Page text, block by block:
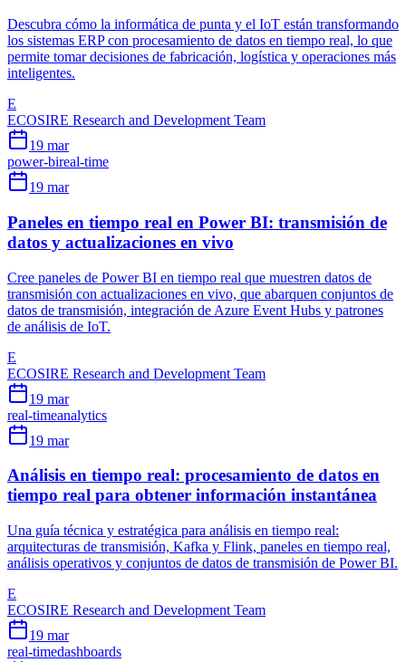
Descubra cómo la informática de punta y el IoT están transformando
los sistemas ERP con procesamiento de datos en tiempo real, lo que
permite tomar decisiones de fabricación, logística y operaciones más
inteligentes.
E
ECOSIRE Research and Development Team
19 mar
power-bireal-time
19 mar
Paneles en tiempo real en Power BI: transmisión de
datos y actualizaciones en vivo
Cree paneles de Power BI en tiempo real que muestren datos de
transmisión con actualizaciones en vivo, que abarquen conjuntos de
datos de transmisión, integración de Azure Event Hubs y patrones
de análisis de IoT.
E
ECOSIRE Research and Development Team
19 mar
real-timeanalytics
19 mar
Análisis en tiempo real: procesamiento de datos en
tiempo real para obtener información instantánea
Una guía técnica y estratégica para análisis en tiempo real:
arquitecturas de transmisión, Kafka y Flink, paneles en tiempo real,
análisis operativos y conjuntos de datos de transmisión de Power BI.
E
ECOSIRE Research and Development Team
19 mar
real-timedashboards